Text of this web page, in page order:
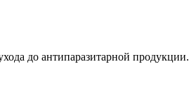
до антипаразитарной продукции.